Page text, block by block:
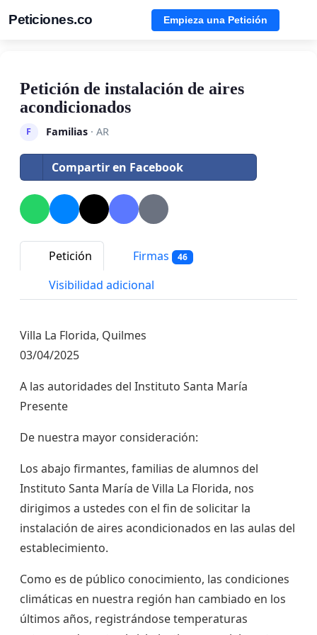
Peticiones.co Empieza una Petición
Petición de instalación de aires
acondicionados
F Familias· AR
Compartir en Facebook
Petición Firmas 46
Visibilidad adicional
Villa La Florida, Quilmes
03/04/2025
A las autoridades del Instituto Santa María
Presente
De nuestra mayor consideración:
Los abajo firmantes, familias de alumnos del
Instituto Santa María de Villa La Florida, nos
dirigimos a ustedes con el fin de solicitar la
instalación de aires acondicionados en las aulas del
establecimiento.
Como es de público conocimiento, las condiciones
climáticas en nuestra región han cambiado en los
últimos años, registrándose temperaturas